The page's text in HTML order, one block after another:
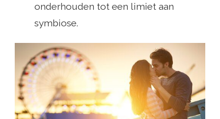
onderhouden tot een limiet aan
symbiose.